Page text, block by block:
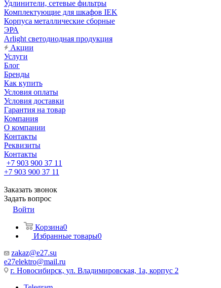
Удлинители, сетевые фильтры
Комплектующие для шкафов IEK
Корпуса металлические сборные
ЭРА
Arlight светодиодная продукция
Акции
Услуги
Блог
Бренды
Как купить
Условия оплаты
Условия доставки
Гарантия на товар
Компания
О компании
Контакты
Реквизиты
Контакты
+7 903 900 37 11
+7 903 900 37 11
Заказать звонок
Задать вопрос
Войти
Корзина0
Избранные товары0
zakaz@e27.su
e27elektro@mail.ru
г. Новосибирск, ул. Владимировская, 1а, корпус 2